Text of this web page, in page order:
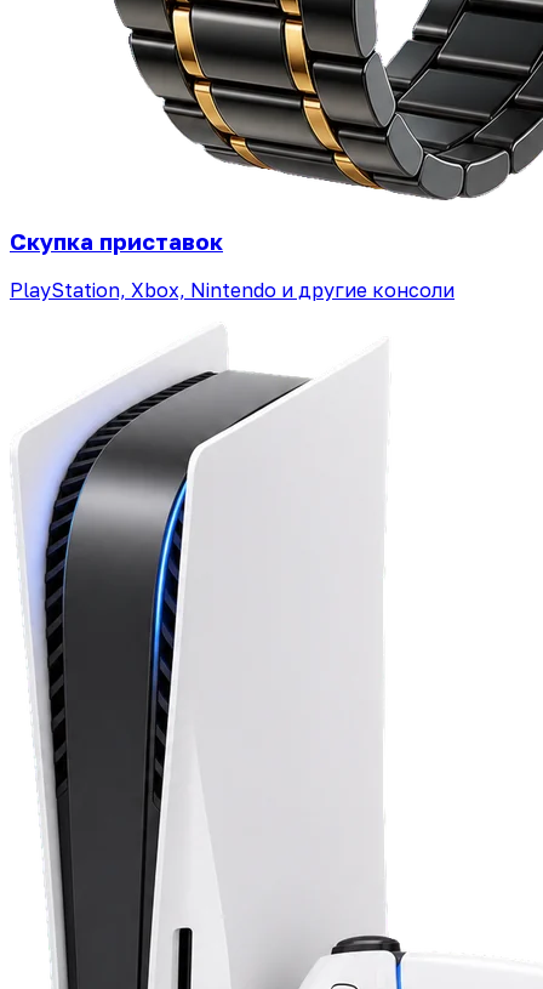
Скупка приставок
PlayStation, Xbox, Nintendo и другие консоли